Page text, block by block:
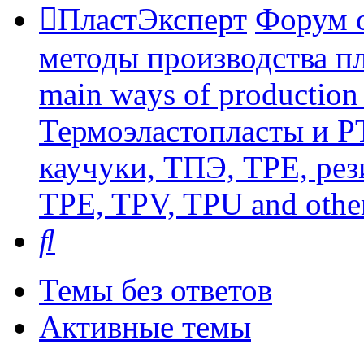
ПластЭксперт Форум
методы производства
main ways of
Термоэластопласты и
каучуки, ТПЭ, TPE,
TPE, TPV, TPU and
Темы без ответов
Активные темы